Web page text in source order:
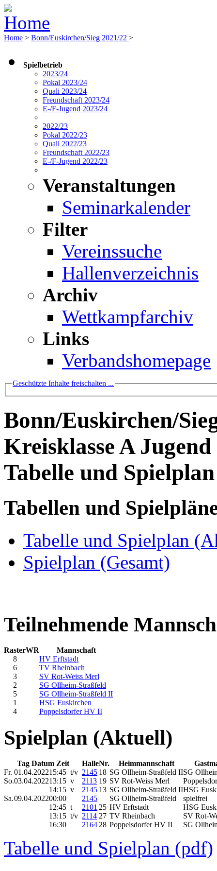
Home > Bonn/Euskirchen/Sieg 2021/22 >
Spielbetrieb
2023/24
Pokal 2023/24
Quali 2023/24
Freundschaft 2023/24
E-/F-Jugend 2023/24
2022/23
Pokal 2022/23
Quali 2022/23
Freundschaft 2022/23
E-/F-Jugend 2022/23
Veranstaltungen
Seminarkalender
Filter
Vereinssuche
Hallenverzeichnis
Archiv
Wettkampfarchiv
Links
Verbandshomepage
Geschützte Inhalte freischalten ...
Bonn/Euskirchen/
Kreisklasse A
Tabelle und
Tabellen und
Tabelle und Spielplan
Spielplan (Gesamt)
Teilnehmende
RasterWR
Mannschaft
8
HV Erftstadt
6
TV Rheinbach
3
SV Rot-Weiss Merl
2
SG Ollheim-Straßfeld
5
SG Ollheim-Straßfeld II
1
HSG Euskirchen
4
Poppelsdorfer HV II
Spielplan (Aktuell)
Tag Datum Zeit HalleNr. Heimmannschaft
Fr. 01.04.202215:45 t/v 2145 18 SG Ollheim-Straßfeld IISG
So.03.04.202213:15 v 2113 19 SV Rot-Weiss Merl
14:15 v
2145 13 SG Ollheim-Straßfeld IIHSG
Sa.09.04.202200:00 2145 SG Ollheim-Straßfeld
spielfrei
12:45 t
2101 25 HV Erftstadt
HSG
13:15 t/v 2114 27 TV Rheinbach
SV Rot-
16:30
2164 28 Poppelsdorfer HV II SG
Tabelle und Spielplan (pdf)